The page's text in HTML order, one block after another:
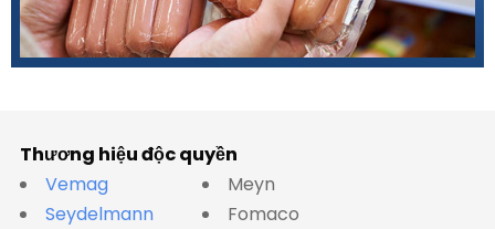
Thương hiệu độc quyền
Vemag
Seydelmann
Meyn
Fomaco